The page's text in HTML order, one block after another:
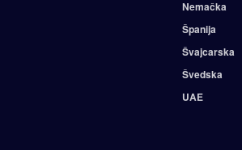
Nemačka
Španija
Švajcarska
Švedska
UAE